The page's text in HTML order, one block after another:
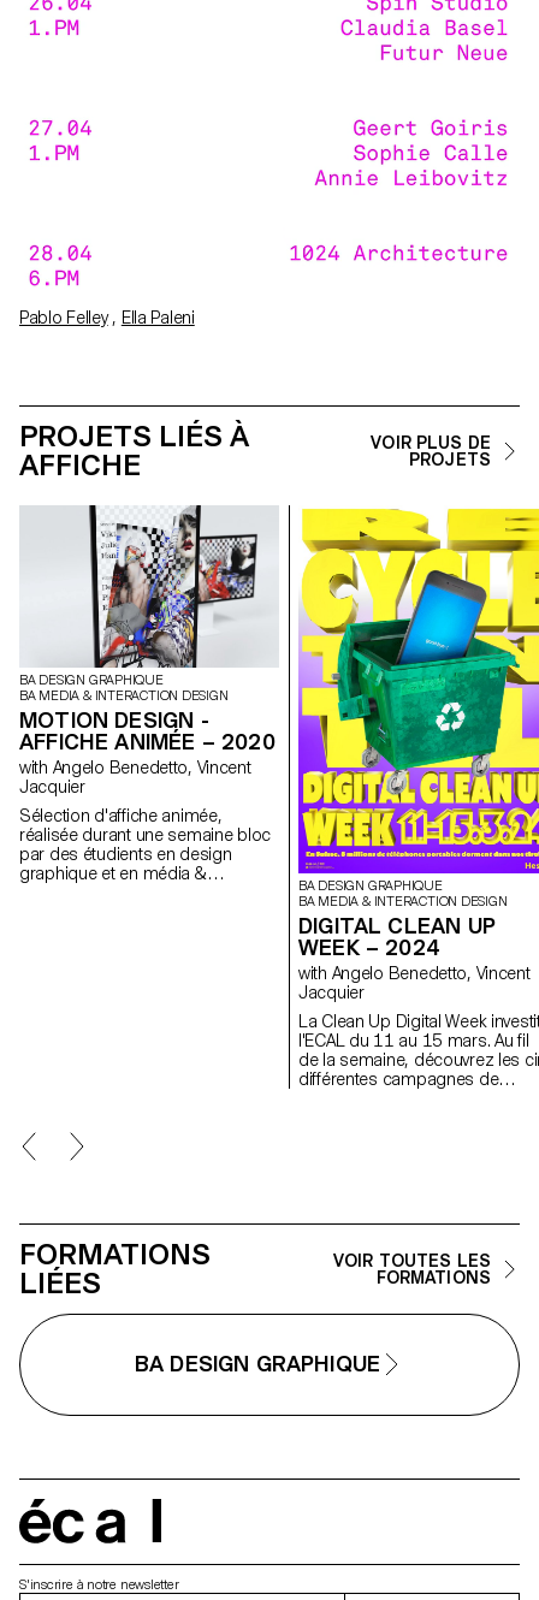
Pablo Felley, Ella Paleni
PROJETS LIÉS À
AFFICHE
VOIR PLUS DE
PROJETS
BA DESIGN GRAPHIQUE
BA MEDIA & INTERACTION DESIGN
MOTION DESIGN -
AFFICHE ANIMÉE – 2020
with Angelo Benedetto, Vincent
Jacquier
Sélection d'affiche animée,
réalisée durant une semaine bloc
par des étudients en design
graphique et en média &
BA DESIGN GRAPHIQUE
BA MEDIA & INTERACTION DESIGN
DIGITAL CLEAN UP
WEEK – 2024
with Angelo Benedetto, Vincent
Jacquier
La Clean Up Digital Week
l'ECAL du 11 au 15 mars. Au fil
de la semaine, découvrez les
différentes campagnes de
simples.
FORMATIONS
LIÉES
VOIR TOUTES LES
FORMATIONS
BA DESIGN GRAPHIQUE
S'inscrire à notre newsletter